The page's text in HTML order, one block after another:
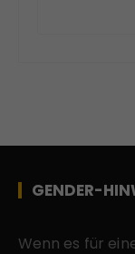
GENDER-
Wenn es für